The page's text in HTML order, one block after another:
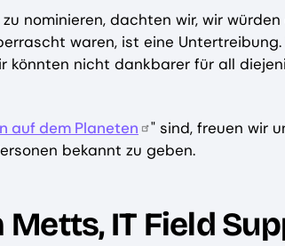
nominieren, dachten wir, wir
waren, ist eine
könnten nicht dankbarer für all
auf dem Planeten
" sind, freuen wir
bekannt zu geben.
IT Field